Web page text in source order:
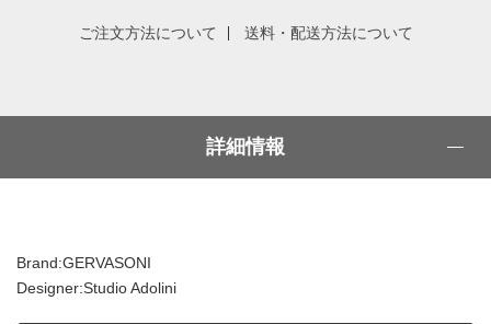
ご注文方法について 送料・配送方法について
詳細情報
Brand:GERVASONI
Designer:Studio Adolini